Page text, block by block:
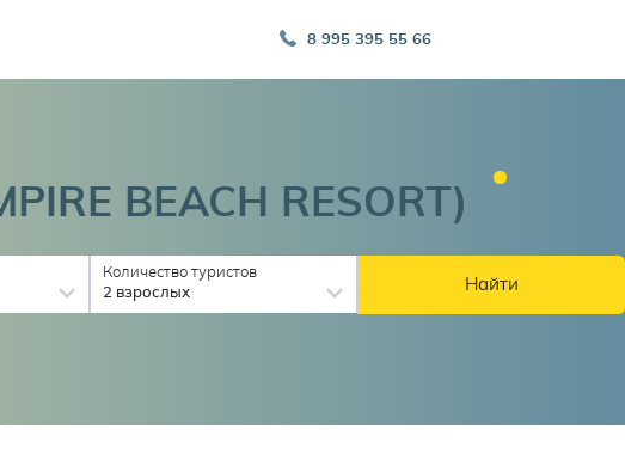
8 995 395 55 66
BEACH RESORT)
Количество туристов
2 взрослых
Найти